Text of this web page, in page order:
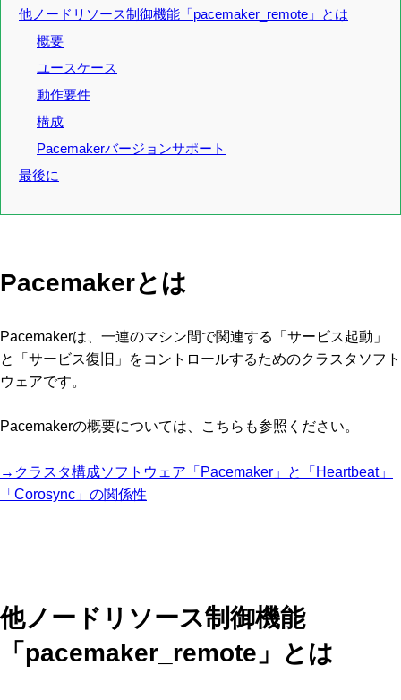
他ノードリソース制御機能「pacemaker_remote」とは
概要
ユースケース
動作要件
構成
Pacemakerバージョンサポート
最後に
Pacemakerとは
Pacemakerは、一連のマシン間で関連する「サービス起動」
と「サービス復旧」をコントロールするためのクラスタソフト
ウェアです。
Pacemakerの概要については、こちらも参照ください。
→クラスタ構成ソフトウェア「Pacemaker」と「Heartbeat」
「Corosync」の関係性
他ノードリソース制御機能
「pacemaker_remote」とは